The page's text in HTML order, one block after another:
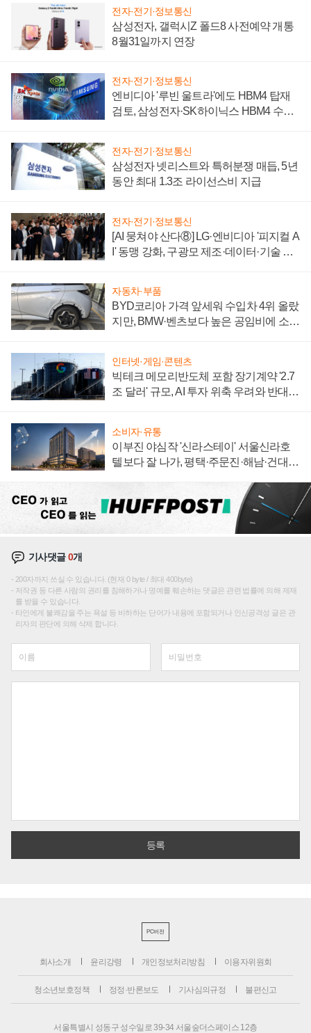
전자·전기·정보통신
삼성전자, 갤럭시Z 폴드8 사전예약 개통
8월31일까지 연장
전자·전기·정보통신
엔비디아 '루빈 울트라'에도 HBM4 탑재
검토, 삼성전자·SK하이닉스 HBM4 수율
전자·전기·정보통신
삼성전자 넷리스트와 특허분쟁 매듭, 5년
동안 최대 1.3조 라이선스비 지급
전자·전기·정보통신
[AI 뭉쳐야 산다⑧] LG·엔비디아 '피지컬 A
I' 동맹 강화, 구광모 제조·데이터·기술 결
자동차·부품
BYD코리아 가격 앞세워 수입차 4위 올랐
지만, BMW·벤츠보다 높은 공임비에 소비
인터넷·게임·콘텐츠
빅테크 메모리반도체 포함 장기계약 '2.7
조 달러' 규모, AI 투자 위축 우려와 반대
소비자·유통
이부진 야심작 '신라스테이' 서울신라호
텔보다 잘 나가, 평택·주문진·해남·건대로
기사댓글0개
200자까지 쓰실 수 있습니다. (현재 0 byte / 최대 400byte)
저작권 등 다른 사람의 권리를 침해하거나 명예를 훼손하는 댓글은 관련 법률에 의해 제재
를 받을 수 있습니다.
타인에게 불쾌감을 주는 욕설 등 비하하는 단어가 내용에 포함되거나 인신공격성 글은 관
리자의 판단에 의해 삭제 합니다.
PC버전
회사소개 윤리강령 개인정보처리방침 이용자위원회
청소년보호정책 정정·반론보도 기사심의규정 불편신고
서울특별시 성동구 성수일로 39-34 서울숲더스페이스 12층